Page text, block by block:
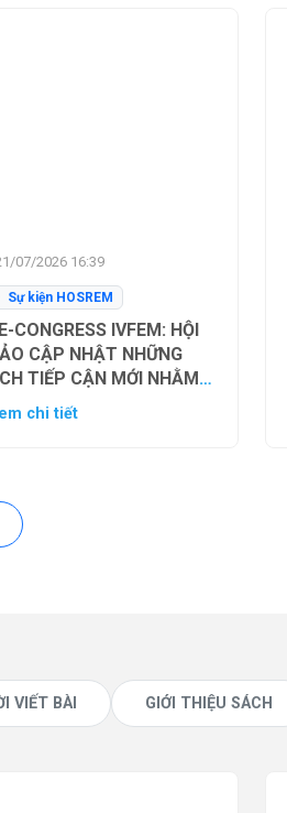
07/2026 16:39
Sự kiện HOSREM
CONGRESS IVFEM: HỘI
CẬP NHẬT NHỮNG
TIẾP CẬN MỚI NHẰM
ƯU HÓA TỶ LỆ THÀNH
chi tiết
VIẾT BÀI GIỚI THIỆU SÁCH